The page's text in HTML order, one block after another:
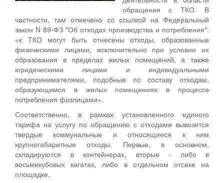
обращения с ТКО. В
частности, там отмечено со ссылкой на Федеральный
закон N 89-ФЗ "Об отходах производства и потребления":
«к ТКО могут быть отнесены отходы, образованные
физическими лицами, исключительно при условии их
образования в пределах жилых помещений, а также
юридическими лицами и индивидуальными
предпринимателями, подобные по составу отходам,
образующимся в жилых помещениях в процессе
потребления физлицами».
Соответственно, в рамках установленного единого
тарифа на услугу по обращению с отходами вывозятся
твердые коммунальные и относящиеся к ним
крупногабаритные отходы. Первые, в основном,
складируются в контейнерах, вторые - либо в
восьмикубовых кагатах, либо в отдельном отсеке на
площадке.